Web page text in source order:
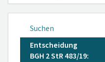
Suchen
Entscheidung
BGH 2 StR 483/19: